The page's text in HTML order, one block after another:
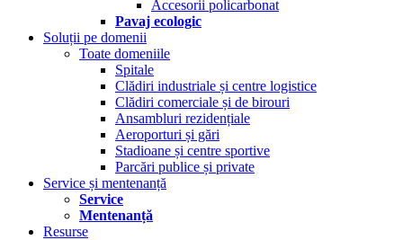
Accesorii policarbonat
Pavaj ecologic
Soluții pe domenii
Toate domeniile
Spitale
Clădiri industriale și centre logistice
Clădiri comerciale și de birouri
Ansambluri rezidențiale
Aeroporturi și gări
Stadioane și centre sportive
Parcări publice și private
Service și mentenanță
Service
Mentenanță
Resurse